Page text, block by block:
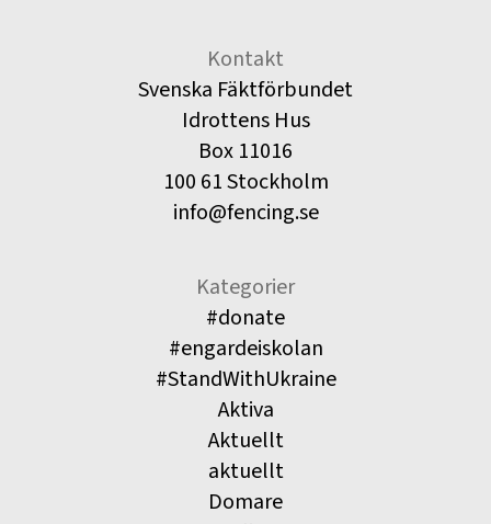
Kontakt
Svenska Fäktförbundet
Idrottens Hus
Box 11016
100 61 Stockholm
info@fencing.se
Kategorier
#donate
#engardeiskolan
#StandWithUkraine
Aktiva
Aktuellt
aktuellt
Domare